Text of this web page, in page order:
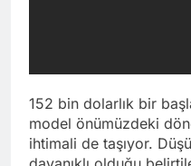
152 bin dolarlık bir
model önümüzdeki
ihtimali de taşıyor.